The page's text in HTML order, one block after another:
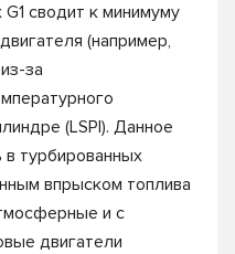
сводит к минимуму
(например,
за
(LSPI). Данное
турбированных
впрыском топлива
и с
двигатели